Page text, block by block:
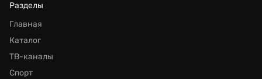
Разделы
Главная
Каталог
ТВ-каналы
Спорт